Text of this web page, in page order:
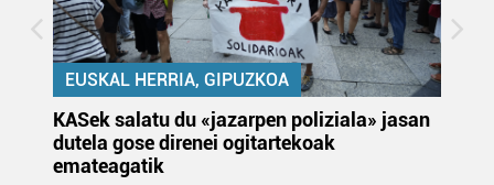
EUSKAL HERRIA, GIPUZKOA
KASek salatu du «jazarpen poliziala» jasan
dutela gose direnei ogitartekoak
emateagatik